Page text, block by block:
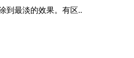
到最淡的效果。有区..